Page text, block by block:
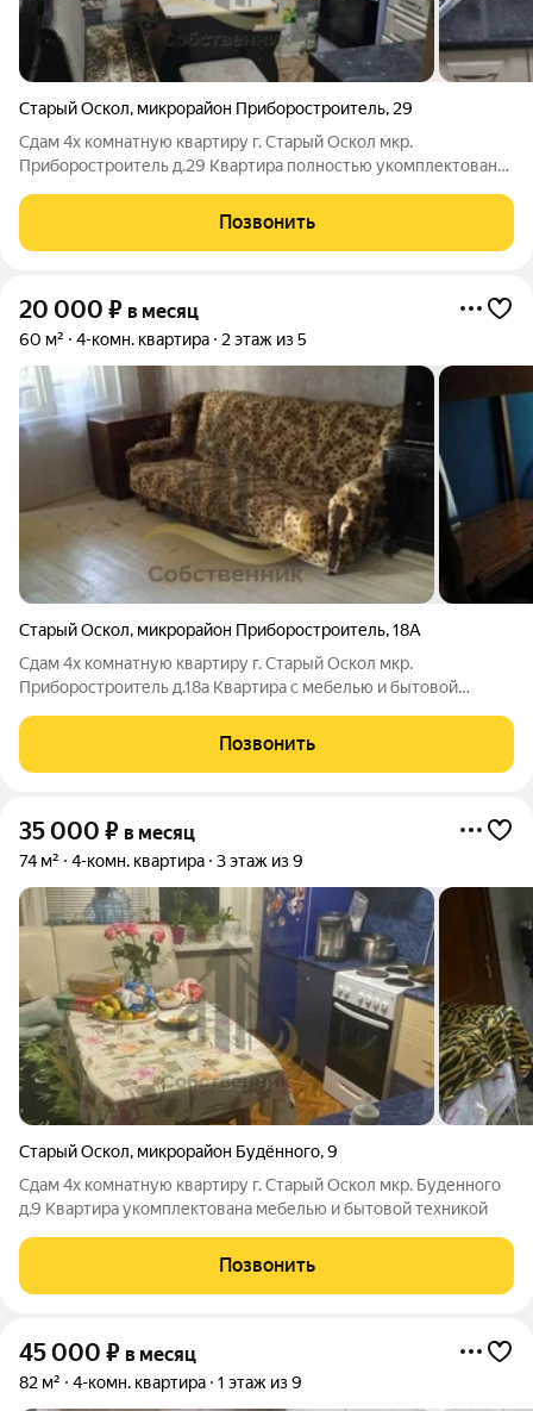
Старый Оскол, микрорайон Приборостроитель, 29
Сдам 4х комнатную квартиру г. Старый Оскол мкр.
Приборостроитель д.29 Квартира полностью укомплектована
аккуратной чистоплотной семьеПозвонить
20 000 ₽ в месяц
60 м² 4-комн. квартира 2 этаж из 5
Старый Оскол, микрорайон Приборостроитель,18А
Сдам 4х комнатную квартиру г. Старый Оскол мкр.
Приборостроитель д.18а Квартира с мебелью и бытовой
Позвонить
35 000 ₽ в месяц
74 м² 4-комн. квартира 3 этаж из 9
Старый Оскол, микрорайон Будённого,9
Сдам 4х комнатную квартиру г. Старый Оскол мкр. Буденного
д.9 Квартира укомплектована мебелью и бытовой техникой
Позвонить
45 000 ₽ в месяц
82 м² 4-комн. квартира 1 этаж из 9